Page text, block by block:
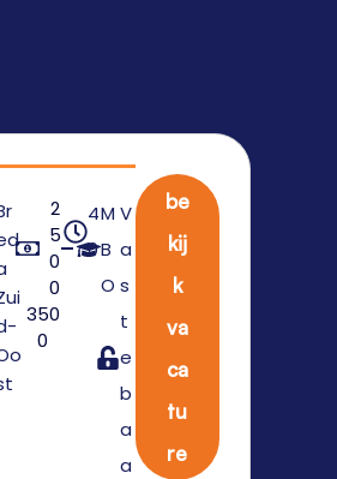
2
5
0
0
350
0
4
0
M
B
O
V
a
s
t
e
b
a
a
be
kij
k
va
ca
tu
re